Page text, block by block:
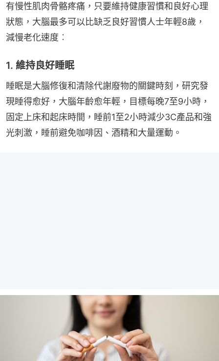
有慢性肌肉骨骼疼痛，只要維持健康習慣和良好心理
狀態，大腦最多可以比缺乏良好習慣人士年輕8歲，
減慢老化速度︰
1. 維持良好睡眠
睡眠是大腦修復和清除代謝廢物的關鍵時刻，研究發
現睡得愈好，大腦年齡愈年輕，目標每晚7至9小時，
固定上床和起床時間，睡前1至2小時減少3C產品和強
光刺激，睡前避免咖啡因、酒精和大量運動。